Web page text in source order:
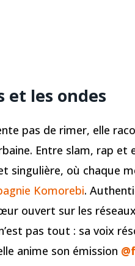
et les ondes
pas de rimer, elle
Entre slam, rap et
singulière, où chaque
Komorebi.
ouvert sur les
pas tout : sa voix
anime son émission